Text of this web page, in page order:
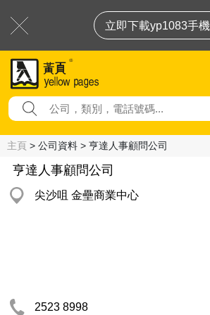
立即下載yp1083手
主頁 > 公司資料 > 亨達人事顧問公司
亨達人事顧問公司
尖沙咀 金壘商業中心
2523 8998